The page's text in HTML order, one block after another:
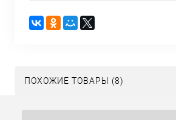
ПОХОЖИЕ ТОВАРЫ (8)